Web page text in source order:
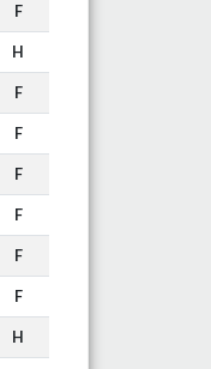
F
H
F
F
F
F
F
F
H